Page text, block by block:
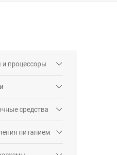
процессоры
средства
питанием